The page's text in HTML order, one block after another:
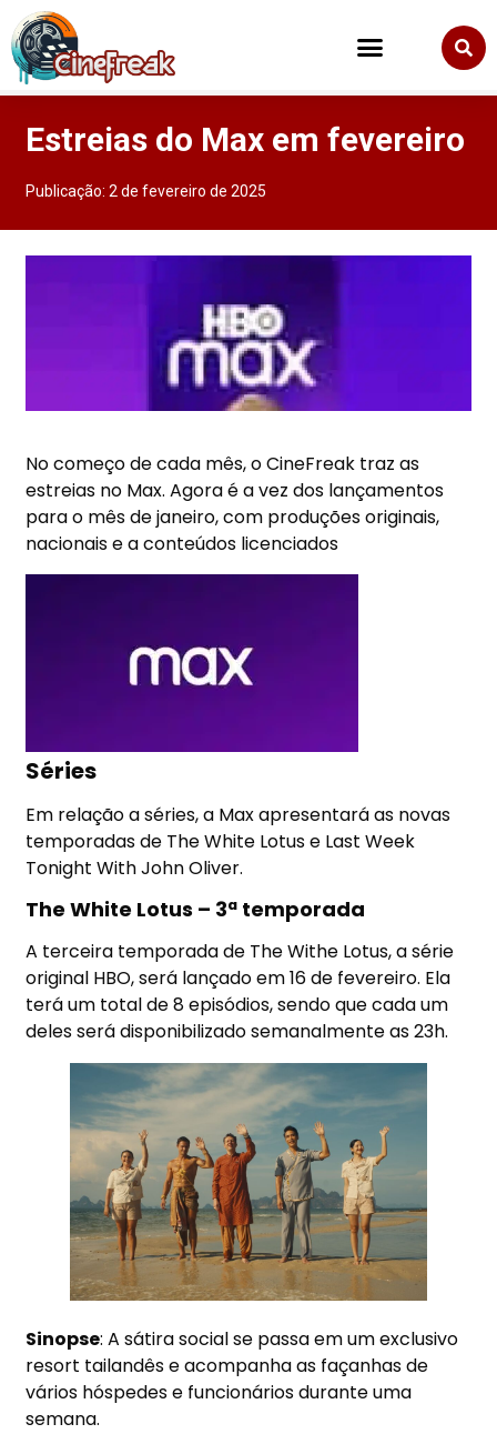
Estreias do Max em fevereiro
Publicação:2 de fevereiro de 2025
No começo de cada mês, o CineFreak traz as
estreias no Max. Agora é a vez dos lançamentos
para o mês de janeiro, com produções originais,
nacionais e a conteúdos licenciados
Séries
Em relação a séries, a Max apresentará as novas
temporadas de The White Lotus e Last Week
Tonight With John Oliver.
The White Lotus – 3ª temporada
A terceira temporada de The Withe Lotus, a série
original HBO, será lançado em 16 de fevereiro. Ela
terá um total de 8 episódios, sendo que cada um
deles será disponibilizado semanalmente as 23h.
Sinopse: A sátira social se passa em um exclusivo
resort tailandês e acompanha as façanhas de
vários hóspedes e funcionários durante uma
semana.